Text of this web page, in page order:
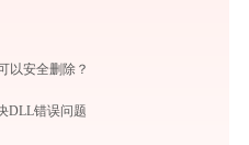
以安全删除？
DLL错误问题